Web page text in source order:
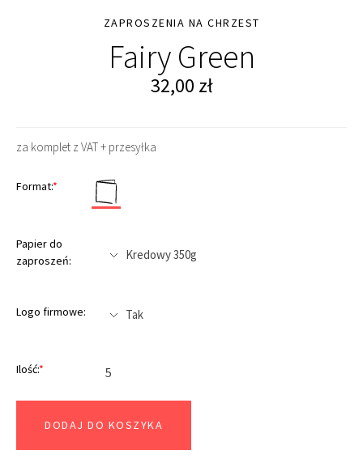
ZAPROSZENIA NA CHRZEST
Fairy Green
32,00 zł
za komplet z VAT + przesyłka
Format:*
Papier do
zaproszeń:
Logo firmowe:
Ilość:*
DODAJ DO KOSZYKA